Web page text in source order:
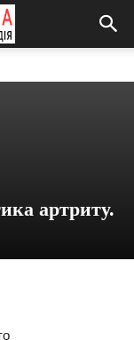
артриту.